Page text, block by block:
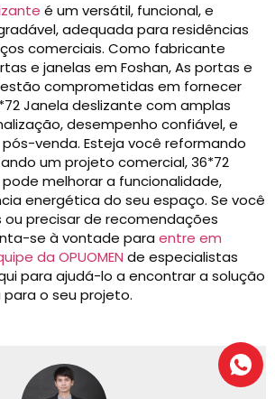
é um versátil, funcional, e
adequada para residências
comerciais. Como fabricante
e janelas em Foshan, As portas e
estão comprometidas em fornecer
Janela deslizante com amplas
desempenho confiável, e
venda. Esteja você reformando
um projeto comercial, 36*72
melhorar a funcionalidade,
energética do seu espaço. Se você
ou precisar de recomendações
se à vontade para entre em
da OPUOMEN de especialistas
para ajudá-lo a encontrar a solução
o seu projeto.